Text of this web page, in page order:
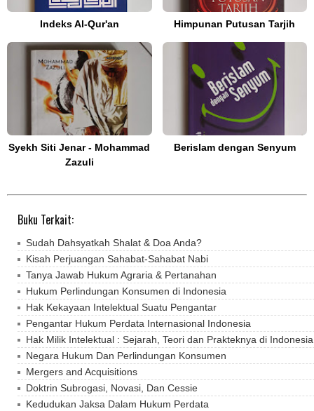
Indeks Al-Qur'an Himpunan Putusan Tarjih
Syekh Siti Jenar - Mohammad
Zazuli
Berislam dengan Senyum
Buku Terkait:
Sudah Dahsyatkah Shalat & Doa Anda?
Kisah Perjuangan Sahabat-Sahabat Nabi
Tanya Jawab Hukum Agraria & Pertanahan
Hukum Perlindungan Konsumen di Indonesia
Hak Kekayaan Intelektual Suatu Pengantar
Pengantar Hukum Perdata Internasional Indonesia
Hak Milik Intelektual : Sejarah, Teori dan Prakteknya di Indonesia
Negara Hukum Dan Perlindungan Konsumen
Mergers and Acquisitions
Doktrin Subrogasi, Novasi, Dan Cessie
Kedudukan Jaksa Dalam Hukum Perdata